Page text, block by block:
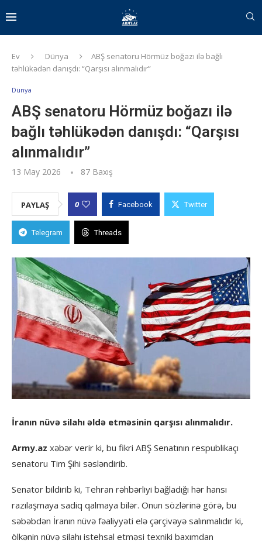
Ev Dünya
ABŞ senatoru Hörmüz boğazı ilə bağlı
təhlükədən danışdı: “Qarşısı alınmalıdır”
Dünya
ABŞ senatoru Hörmüz boğazı ilə
bağlı təhlükədən danışdı: “Qarşısı
alınmalıdır”
13 May 2026 87 Baxış
PAYLAŞ 0 Facebook Twitter
Telegram Threads
İranın nüvə silahı əldə etməsinin qarşısı alınmalıdır.
Army.az xəbər verir ki, bu fikri ABŞ Senatının respublikaçı
senatoru Tim Şihi səsləndirib.
Senator bildirib ki, Tehran rəhbərliyi bağladığı hər hansı
razılaşmaya sadiq qalmaya bilər. Onun sözlərinə görə, bu
səbəbdən İranın nüvə fəaliyyəti elə çərçivəyə salınmalıdır ki,
ölkənin nüvə silahı istehsal etməsi texniki baxımdan